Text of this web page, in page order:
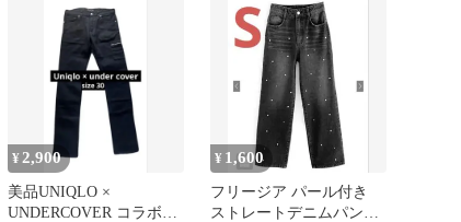
¥ 2,900
美品UNIQLO ×
UNDERCOVER コラボ
¥ 1,600
フリージア パール付き
ストレートデニムパンツ